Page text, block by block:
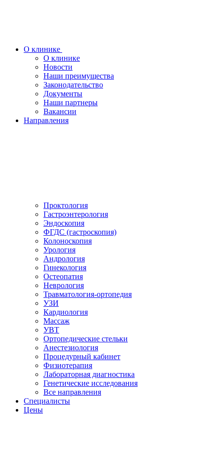
О клинике
О клинике
Новости
Наши преимущества
Законодательство
Документы
Наши партнеры
Вакансии
Направления
Проктология
Гастроэнтерология
Эндоскопия
ФГДС (гастроскопия)
Колоноскопия
Урология
Андрология
Гинекология
Остеопатия
Неврология
Травматология-ортопедия
УЗИ
Кардиология
Массаж
УВТ
Ортопедические стельки
Анестезиология
Процедурный кабинет
Физиотерапия
Лабораторная диагностика
Генетические исследования
Все направления
Специалисты
Цены